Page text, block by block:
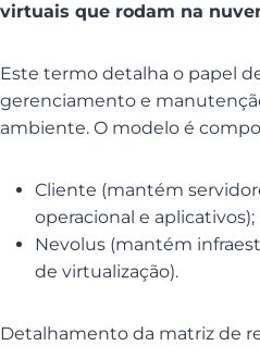
virtuais que rodam na
Este termo detalha o papel
gerenciamento e
ambiente. O modelo é
Cliente (mantém
operacional e aplicativos);
Nevolus (mantém
de virtualização).
Detalhamento da matriz de